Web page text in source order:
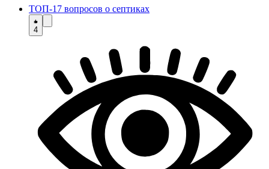
ТОП-17 вопросов о септиках
4